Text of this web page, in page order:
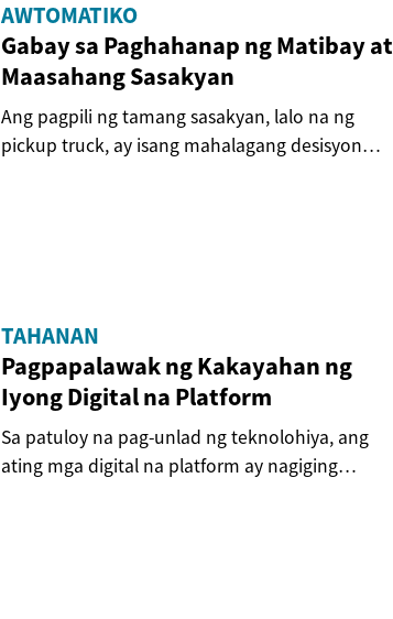
AWTOMATIKO
Gabay sa Paghahanap ng Matibay at
Maasahang Sasakyan
Ang pagpili ng tamang sasakyan, lalo na ng
pickup truck, ay isang mahalagang desisyon
TAHANAN
Pagpapalawak ng Kakayahan ng
Iyong Digital na Platform
Sa patuloy na pag-unlad ng teknolohiya, ang
ating mga digital na platform ay nagiging